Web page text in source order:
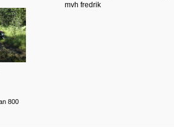
800
mvh fredrik